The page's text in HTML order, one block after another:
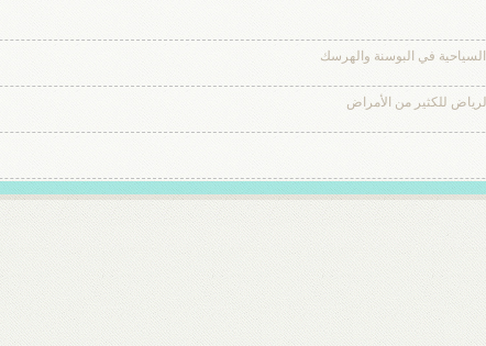
في البوسنة والهرسك
للكثير من الأمراض